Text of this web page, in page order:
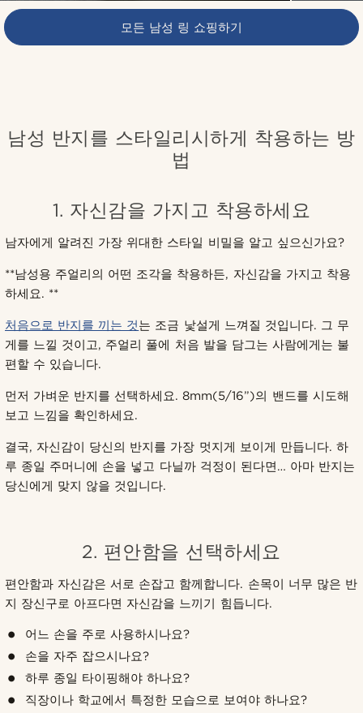
모든 남성 링 쇼핑하기
남성 반지를 스타일리시하게 착용하는 방
법
1. 자신감을 가지고 착용하세요
남자에게 알려진 가장 위대한 스타일 비밀을 알고 싶으신가요?
**남성용 주얼리의 어떤 조각을 착용하든, 자신감을 가지고 착용
하세요. **
처음으로 반지를 끼는 것는 조금 낯설게 느껴질 것입니다. 그 무
게를 느낄 것이고, 주얼리 풀에 처음 발을 담그는 사람에게는 불
편할 수 있습니다.
먼저 가벼운 반지를 선택하세요. 8mm(5/16”)의 밴드를 시도해
보고 느낌을 확인하세요.
결국, 자신감이 당신의 반지를 가장 멋지게 보이게 만듭니다. 하
루 종일 주머니에 손을 넣고 다닐까 걱정이 된다면… 아마 반지는
당신에게 맞지 않을 것입니다.
2. 편안함을 선택하세요
편안함과 자신감은 서로 손잡고 함께합니다. 손목이 너무 많은 반
지 장신구로 아프다면 자신감을 느끼기 힘듭니다.
어느 손을 주로 사용하시나요?
손을 자주 잡으시나요?
하루 종일 타이핑해야 하나요?
직장이나 학교에서 특정한 모습으로 보여야 하나요?